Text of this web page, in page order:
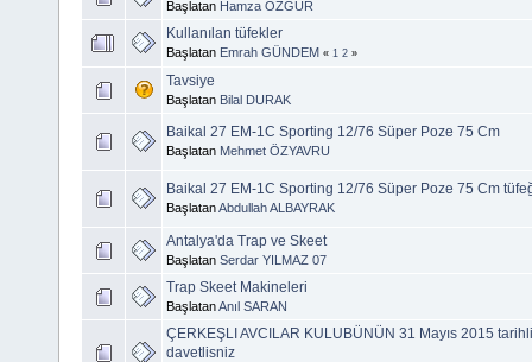
Başlatan Hamza ÖZGÜR
Kullanılan tüfekler
Başlatan Emrah GÜNDEM « 1 2 »
Tavsiye
Başlatan Bilal DURAK
Baikal 27 EM-1C Sporting 12/76 Süper Poze 75 Cm
Başlatan Mehmet ÖZYAVRU
Baikal 27 EM-1C Sporting 12/76 Süper Poze 75 Cm
BaşlatanAbdullah ALBAYRAK
Antalya'da Trap ve Skeet
Başlatan Serdar YILMAZ 07
Trap Skeet Makineleri
BaşlatanAnıl SARAN
ÇERKEŞLI AVCILAR KULUBÜNÜN 31 Mayıs 2015
davetlisniz